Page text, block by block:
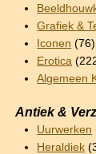
Grafiek &
Iconen (76)
Erotica
Algemeen
Antiek &
Uurwerken
Heraldiek